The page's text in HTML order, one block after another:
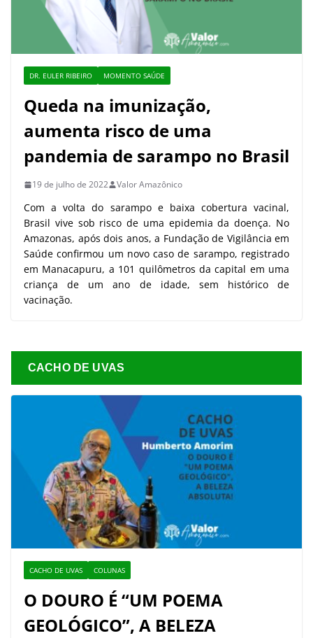
DR. EULER RIBEIRO MOMENTO SAÚDE
Queda na imunização,
aumenta risco de uma
pandemia de sarampo no Brasil
19 de julho de 2022 Valor Amazônico
Com a volta do sarampo e baixa cobertura vacinal,
Brasil vive sob risco de uma epidemia da doença. No
Amazonas, após dois anos, a Fundação de Vigilância em
Saúde confirmou um novo caso de sarampo, registrado
em Manacapuru, a 101 quilômetros da capital em uma
criança de um ano de idade, sem histórico de
vacinação.
CACHO DE UVAS
CACHO DE UVAS COLUNAS
O DOURO É “UM POEMA
GEOLÓGICO”, A BELEZA